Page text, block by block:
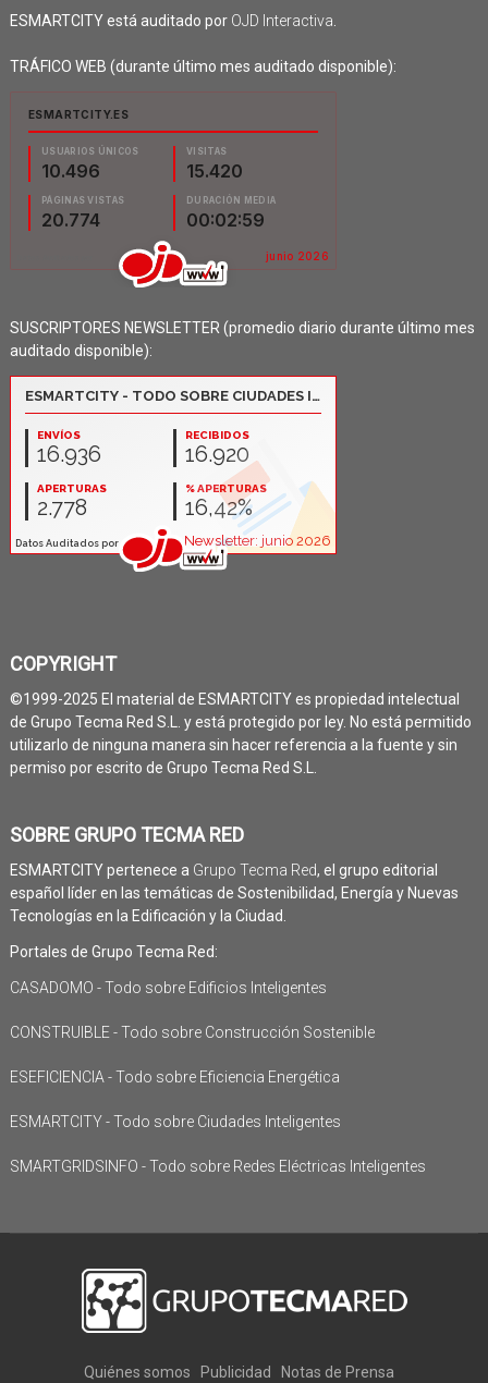
ESMARTCITY está auditado por OJD Interactiva
TRÁFICO WEB (durante último mes auditado disponible):
SUSCRIPTORES NEWSLETTER (promedio diario durante último mes
auditado disponible):
COPYRIGHT
©1999-2025 El material de ESMARTCITY es propiedad intelectual
de Grupo Tecma Red S.L. y está protegido por ley. No está permitido
utilizarlo de ninguna manera sin hacer referencia a la fuente y sin
permiso por escrito de Grupo Tecma Red S.L.
SOBRE GRUPO TECMA RED
ESMARTCITY pertenece a Grupo Tecma Red, el grupo editorial
español líder en las temáticas de Sostenibilidad, Energía y Nuevas
Tecnologías en la Edificación y la Ciudad.
Portales de Grupo Tecma Red:
CASADOMO - Todo sobre Edificios Inteligentes
CONSTRUIBLE - Todo sobre Construcción Sostenible
ESEFICIENCIA - Todo sobre Eficiencia Energética
ESMARTCITY - Todo sobre Ciudades Inteligentes
SMARTGRIDSINFO - Todo sobre Redes Eléctricas Inteligentes
Quiénes somos Publicidad Notas de Prensa